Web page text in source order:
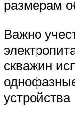
размерам
Важно
скважин
устройства